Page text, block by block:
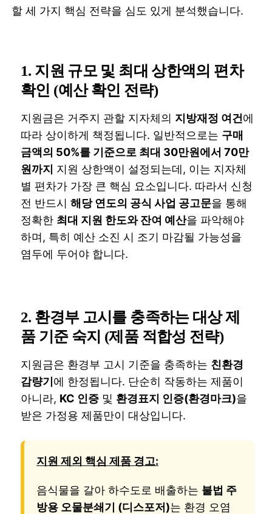
할 세 가지 핵심 전략을 심도 있게 분석했습니다.
1. 지원 규모 및 최대 상한액의 편차
확인 (예산 확인 전략)
지원금은 거주지 관할 지자체의 지방재정 여건에
따라 상이하게 책정됩니다. 일반적으로는 구매
금액의 50%를 기준으로 최대 30만원에서 70만
원까지 지원 상한액이 설정되는데, 이는 지자체
별 편차가 가장 큰 핵심 요소입니다. 따라서 신청
전 반드시 해당 연도의 공식 사업 공고문을 통해
정확한 최대 지원 한도와 잔여 예산을 파악해야
하며, 특히 예산 소진 시 조기 마감될 가능성을
염두에 두어야 합니다.
2. 환경부 고시를 충족하는 대상 제
품 기준 숙지 (제품 적합성 전략)
지원금은 환경부 고시 기준을 충족하는 친환경
감량기 에 한정됩니다. 단순히 작동하는 제품이
아니라, KC 인증 및 환경표지 인증(환경마크)을
받은 가정용 제품만이 대상입니다.
지원 제외 핵심 제품 경고:
음식물을 갈아 하수도로 배출하는 불법 주
방용 오물분쇄기 (디스포저)는 환경 오염